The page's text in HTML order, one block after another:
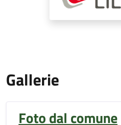
Gallerie
Foto dal comune